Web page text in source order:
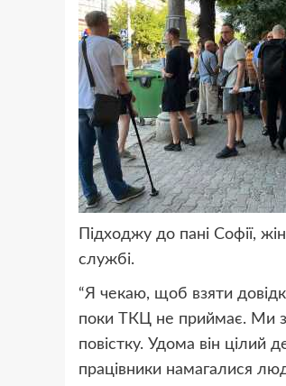
Підходжу до пані Софії,
службі.
“Я чекаю, щоб взяти
поки ТКЦ не приймає. Ми з
повістку. Удома він цілий
працівники намагалися